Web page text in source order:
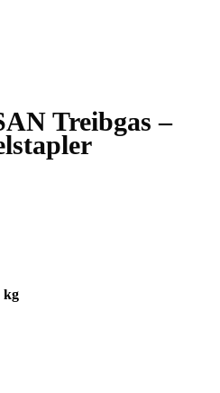
Treibgas –
kg